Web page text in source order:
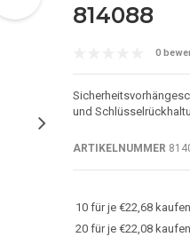
814088
0
und
ARTIKELNUMMER
10 für je €22,68
20 für je €22,08